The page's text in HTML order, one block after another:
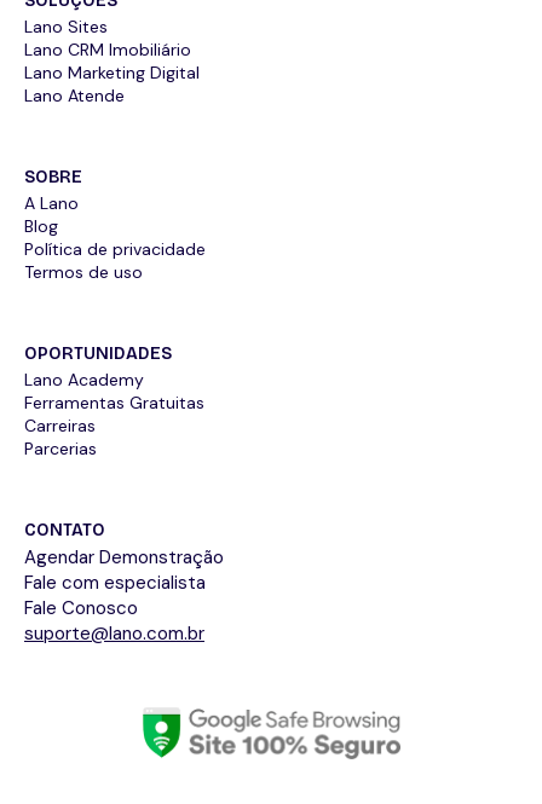
Lano Sites
Lano CRM Imobiliário
Lano Marketing Digital
Lano Atende
SOBRE
A Lano
Blog
Política de privacidade
Termos de uso
OPORTUNIDADES
Lano Academy
Ferramentas Gratuitas
Carreiras
Parcerias
CONTATO
Agendar Demonstração
Fale com especialista
Fale Conosco
suporte@lano.com.br